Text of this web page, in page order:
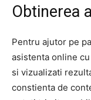
Obtinerea
Pentru ajutor pe
asistenta online
si vizualizati
constienta de